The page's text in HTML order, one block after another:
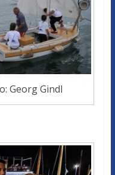
Georg Gindl